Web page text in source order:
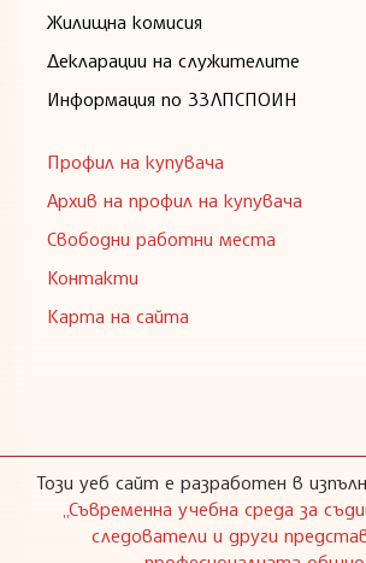
Жилищна комисия
Декларации на служителите
Информация по ЗЗЛПСПОИН
Профил на купувача
Архив на профил на купувача
Свободни работни места
Контакти
Карта на сайта
Този уеб сайт е разработен в
„Съвременна учебна среда за
следователи и други